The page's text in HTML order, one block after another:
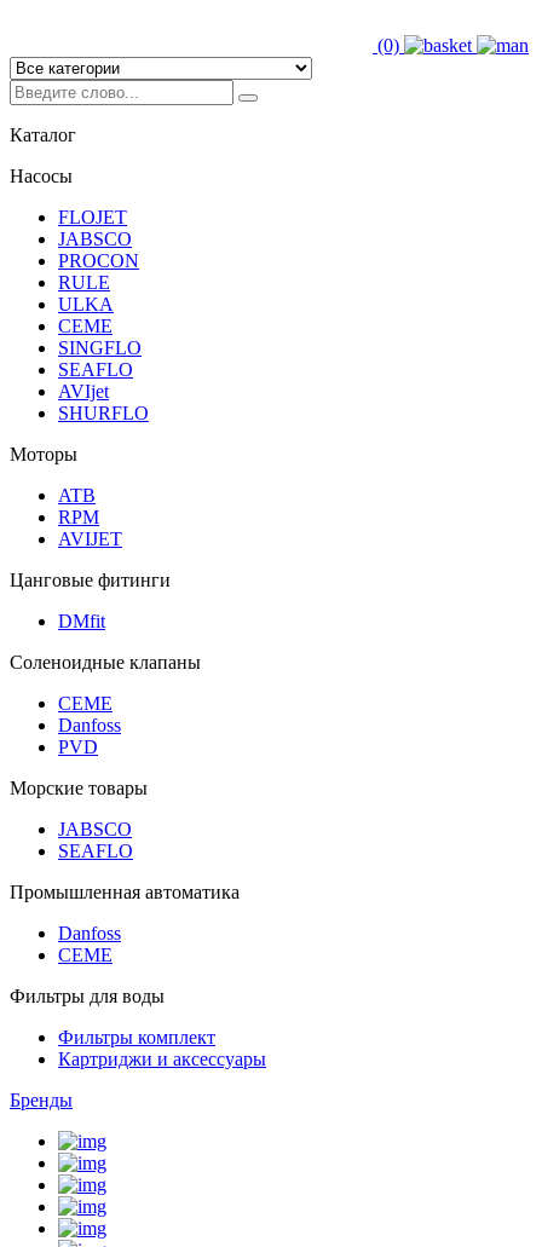
(0)
Каталог
Насосы
FLOJET
JABSCO
PROCON
RULE
ULKA
CEME
SINGFLO
SEAFLO
AVIjet
SHURFLO
Моторы
ATB
RPM
AVIJET
Цанговые фитинги
DMfit
Соленоидные клапаны
CEME
Danfoss
PVD
Морские товары
JABSCO
SEAFLO
Промышленная автоматика
Danfoss
CEME
Фильтры для воды
Фильтры комплект
Картриджи и аксессуары
Бренды